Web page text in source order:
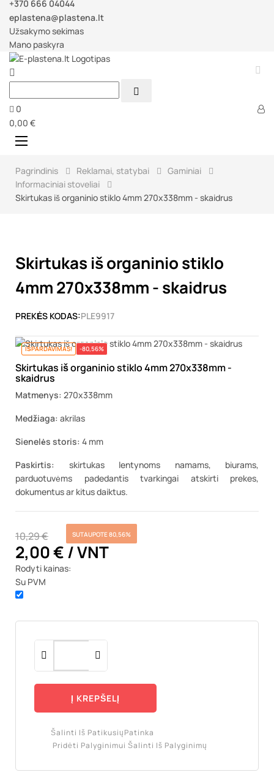
+370 666 04044
eplastena@plastena.lt
Užsakymo sekimas
Mano paskyra
 

0
0,00 €
Perjungti
☰
Pagrindinis Reklamai, statybai
Gaminiai
Informaciniai stoveliai
Skirtukas iš organinio stiklo 4mm 270x338mm - skaidrus
Skirtukas iš organinio stiklo
4mm 270x338mm - skaidrus
PREKĖS KODAS:PLE9917
IŠPARDAVIMAS! -80,56%
Skirtukas iš organinio stiklo 4mm 270x338mm -
skaidrus
Matmenys: 270x338mm
Medžiaga: akrilas
Sienelės storis: 4 mm
Paskirtis: skirtukas lentynoms namams, biurams,
parduotuvėms padedantis tvarkingai atskirti prekes,
dokumentus ar kitus daiktus.
10,29 € SUTAUPOTE 80,56%
2,00 €/ VNT
Rodyti kainas:
Su PVM
Į KREPŠELĮ
Šalinti Iš PatikusiųPatinka
Pridėti Palyginimui Šalinti Iš Palyginimų